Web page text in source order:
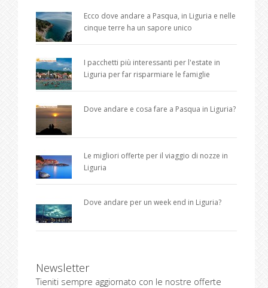
Ecco dove andare a Pasqua, in Liguria e nelle
cinque terre ha un sapore unico
I pacchetti più interessanti per l'estate in
Liguria per far risparmiare le famiglie
Dove andare e cosa fare a Pasqua in Liguria?
Le migliori offerte per il viaggio di nozze in
Liguria
Dove andare per un week end in Liguria?
Newsletter
Tieniti sempre aggiornato con le nostre offerte